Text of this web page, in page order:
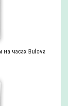
на часах Bulova